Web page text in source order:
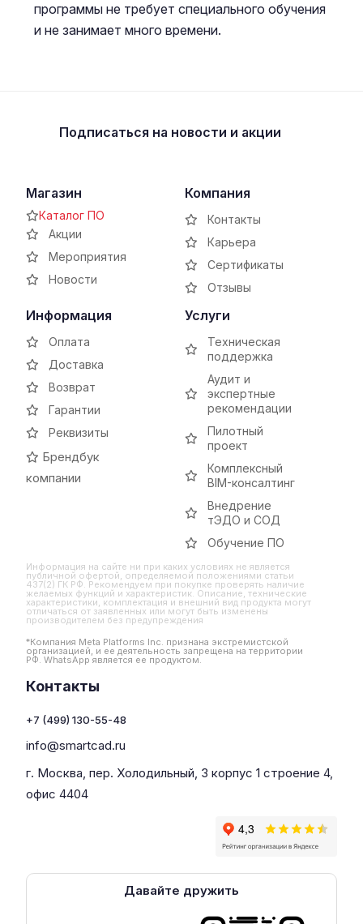
программы не требует специального обучения
и не занимает много времени.
Подписаться на новости и акции
Магазин
Каталог ПО
Акции
Мероприятия
Новости
Компания
Контакты
Карьера
Сертификаты
Отзывы
Информация
Оплата
Доставка
Возврат
Гарантии
Реквизиты
Брендбук
компании
Услуги
Техническая
поддержка
Аудит и
экспертные
рекомендации
Пилотный
проект
Комплексный
BIM-консалтинг
Внедрение
тЭДО и СОД
Обучение ПО
Информация на сайте ни при каких условиях не является
публичной офертой, определяемой положениями статьи
437(2) ГК РФ. Рекомендуем при покупке проверять наличие
желаемых функций и характеристик. Описание, технические
характеристики, комплектация и внешний вид продукта могут
отличаться от заявленных или могут быть изменены
производителем без предупреждения
*Компания Meta Platforms Inc. признана экстремистской
организацией, и ее деятельность запрещена на территории
РФ. WhatsApp является ее продуктом.
Контакты
+7 (499) 130-55-48
info@smartcad.ru
г. Москва, пер. Холодильный, 3 корпус 1 строение 4,
офис 4404
Давайте дружить